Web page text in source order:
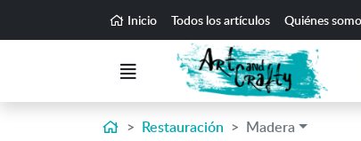
Ir al contenido principal de la página
Inicio Todos los artículos Quiénes
Menú
InicioRestauración Madera